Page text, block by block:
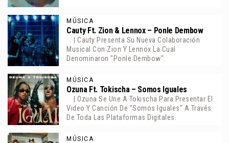
MÚSICA
Cauty Ft. Zion & Lennox – Ponle Dembow
| Cauty Presenta Su Nueva Colaboración
Musical Con Zion Y Lennox La Cual
Denominaron "Ponle Dembow".
MÚSICA
Ozuna Ft. Tokischa – Somos Iguales
| Ozuna Se Une A Tokischa Para Presentar El
Video Y Canción De "Somos Iguales" A Través
De Toda Las Plataformas Digitales.
MÚSICA